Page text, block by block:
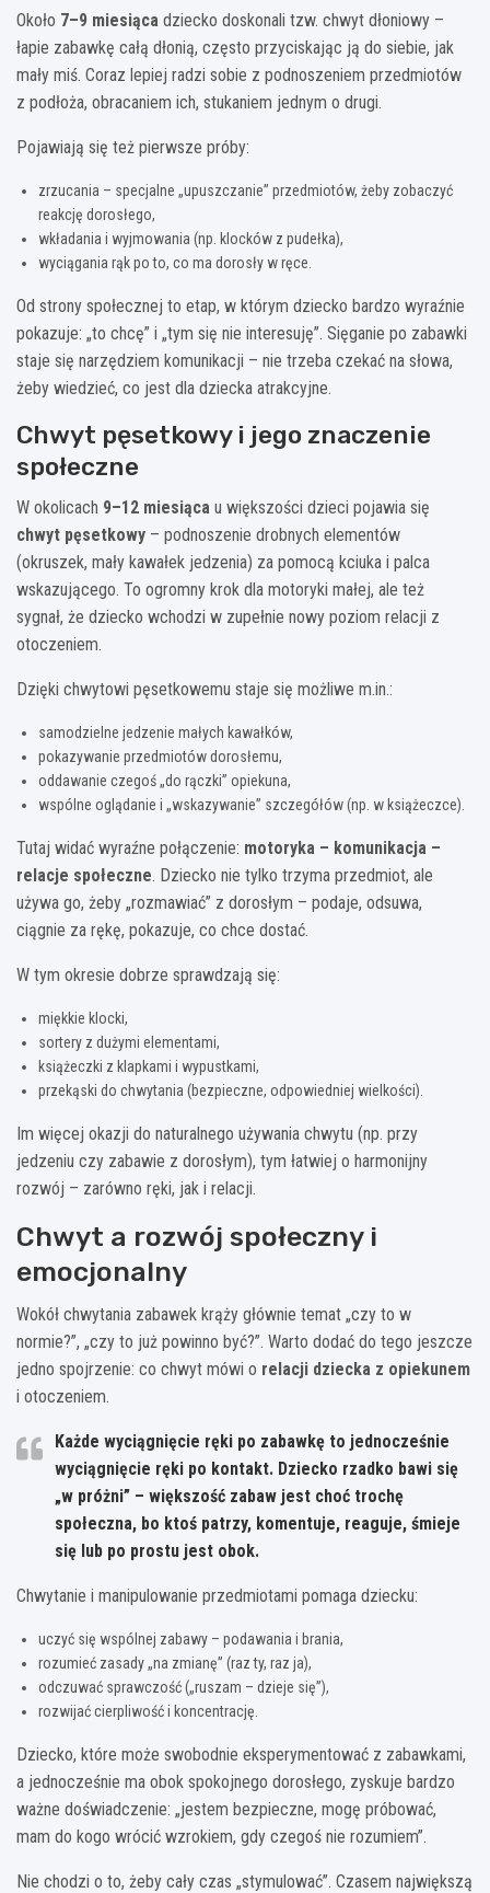
Około 7–9 miesiąca dziecko doskonali tzw. chwyt dłoniowy –
łapie zabawkę całą dłonią, często przyciskając ją do siebie, jak
mały miś. Coraz lepiej radzi sobie z podnoszeniem przedmiotów
z podłoża, obracaniem ich, stukaniem jednym o drugi.
Pojawiają się też pierwsze próby:
zrzucania – specjalne „upuszczanie” przedmiotów, żeby zobaczyć
reakcję dorosłego,
wkładania i wyjmowania (np. klocków z pudełka),
wyciągania rąk po to, co ma dorosły w ręce.
Od strony społecznej to etap, w którym dziecko bardzo wyraźnie
pokazuje: „to chcę” i „tym się nie interesuję”. Sięganie po zabawki
staje się narzędziem komunikacji – nie trzeba czekać na słowa,
żeby wiedzieć, co jest dla dziecka atrakcyjne.
Chwyt pęsetkowy i jego znaczenie
społeczne
W okolicach 9–12 miesiąca u większości dzieci pojawia się
chwyt pęsetkowy – podnoszenie drobnych elementów
(okruszek, mały kawałek jedzenia) za pomocą kciuka i palca
wskazującego. To ogromny krok dla motoryki małej, ale też
sygnał, że dziecko wchodzi w zupełnie nowy poziom relacji z
otoczeniem.
Dzięki chwytowi pęsetkowemu staje się możliwe m.in.:
samodzielne jedzenie małych kawałków,
pokazywanie przedmiotów dorosłemu,
oddawanie czegoś „do rączki” opiekuna,
wspólne oglądanie i „wskazywanie” szczegółów (np. w książeczce).
Tutaj widać wyraźne połączenie: motoryka – komunikacja –
relacje społeczne. Dziecko nie tylko trzyma przedmiot, ale
używa go, żeby „rozmawiać” z dorosłym – podaje, odsuwa,
ciągnie za rękę, pokazuje, co chce dostać.
W tym okresie dobrze sprawdzają się:
miękkie klocki,
sortery z dużymi elementami,
książeczki z klapkami i wypustkami,
przekąski do chwytania (bezpieczne, odpowiedniej wielkości).
Im więcej okazji do naturalnego używania chwytu (np. przy
jedzeniu czy zabawie z dorosłym), tym łatwiej o harmonijny
rozwój – zarówno ręki, jak i relacji.
Chwyt a rozwój społeczny i
emocjonalny
Wokół chwytania zabawek krąży głównie temat „czy to w
normie?”, „czy to już powinno być?”. Warto dodać do tego jeszcze
jedno spojrzenie: co chwyt mówi o relacji dziecka z opiekunem
i otoczeniem.
Każde wyciągnięcie ręki po zabawkę to jednocześnie
wyciągnięcie ręki po kontakt. Dziecko rzadko bawi się
„w próżni” – większość zabaw jest choć trochę
społeczna, bo ktoś patrzy, komentuje, reaguje, śmieje
się lub po prostu jest obok.
Chwytanie i manipulowanie przedmiotami pomaga dziecku:
uczyć się wspólnej zabawy – podawania i brania,
rozumieć zasady „na zmianę” (raz ty, raz ja),
odczuwać sprawczość („ruszam – dzieje się”),
rozwijać cierpliwość i koncentrację.
Dziecko, które może swobodnie eksperymentować z zabawkami,
a jednocześnie ma obok spokojnego dorosłego, zyskuje bardzo
ważne doświadczenie: „jestem bezpieczne, mogę próbować,
mam do kogo wrócić wzrokiem, gdy czegoś nie rozumiem”.
Nie chodzi o to, żeby cały czas „stymulować”. Czasem największą